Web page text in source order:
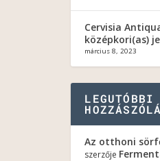
Cervisia
középkori(as)
március 8, 2023
LEGUTÓBBI
Az otthoni
szerzője